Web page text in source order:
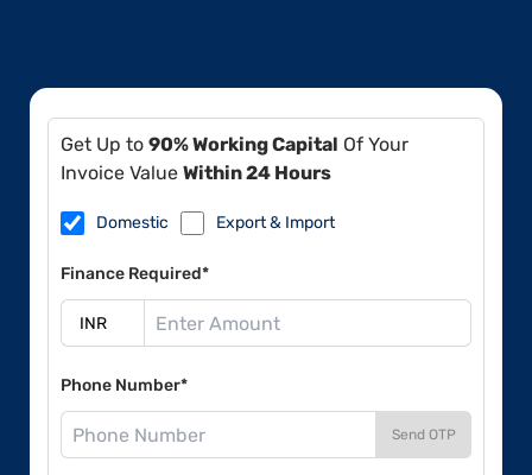
Get Up to 90% Working Capital Of Your
Invoice Value Within 24 Hours
Domestic Export & Import
Finance Required*
Phone Number*
Send OTP